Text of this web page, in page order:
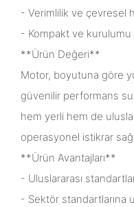
- Verimlilik ve çevresel
- Kompakt ve kurulumu
**Ürün Değeri**
Motor, boyutuna göre
güvenilir performans
hem yerli hem de
operasyonel istikrar
**Ürün Avantajları**
- Uluslararası
- Sektör standartlarına